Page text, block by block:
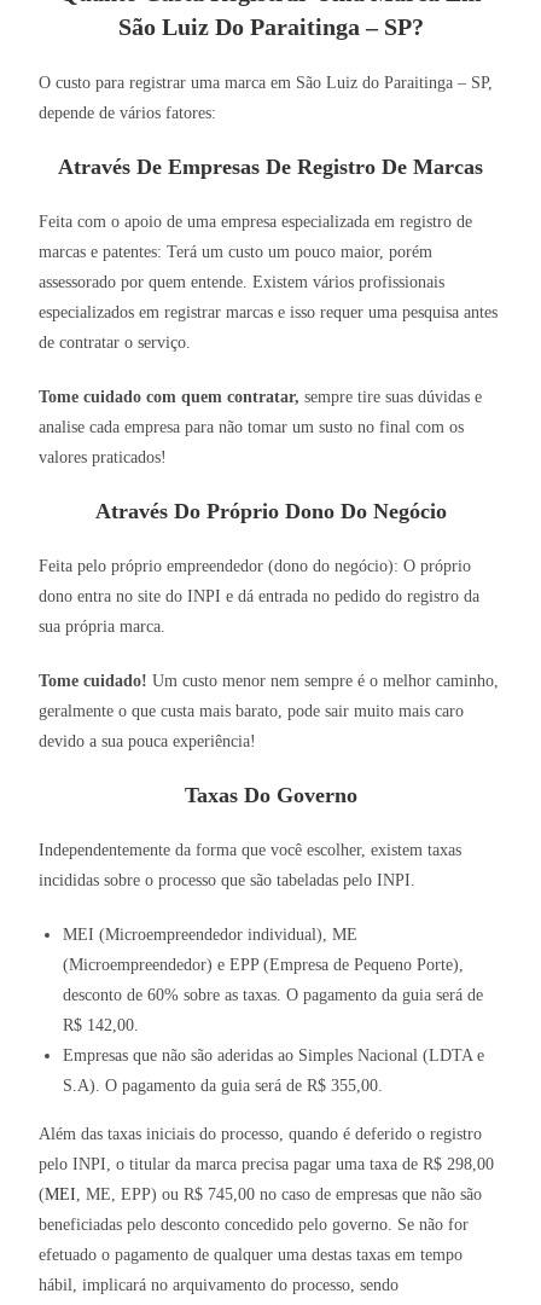
São Luiz Do Paraitinga – SP?
O custo para registrar uma marca em São Luiz do Paraitinga – SP,
depende de vários fatores:
Através De Empresas De Registro De Marcas
Feita com o apoio de uma empresa especializada em registro de
marcas e patentes: Terá um custo um pouco maior, porém
assessorado por quem entende. Existem vários profissionais
especializados em registrar marcas e isso requer uma pesquisa antes
de contratar o serviço.
Tome cuidado com quem contratar, sempre tire suas dúvidas e
analise cada empresa para não tomar um susto no final com os
valores praticados!
Através Do Próprio Dono Do Negócio
Feita pelo próprio empreendedor (dono do negócio): O próprio
dono entra no site do INPI e dá entrada no pedido do registro da
sua própria marca.
Tome cuidado! Um custo menor nem sempre é o melhor caminho,
geralmente o que custa mais barato, pode sair muito mais caro
devido a sua pouca experiência!
Taxas Do Governo
Independentemente da forma que você escolher, existem taxas
incididas sobre o processo que são tabeladas pelo INPI.
MEI (Microempreendedor individual), ME
(Microempreendedor) e EPP (Empresa de Pequeno Porte),
desconto de 60% sobre as taxas. O pagamento da guia será de
R$ 142,00.
Empresas que não são aderidas ao Simples Nacional (LDTA e
S.A). O pagamento da guia será de R$ 355,00.
Além das taxas iniciais do processo, quando é deferido o registro
pelo INPI, o titular da marca precisa pagar uma taxa de R$ 298,00
(MEI, ME, EPP) ou R$ 745,00 no caso de empresas que não são
beneficiadas pelo desconto concedido pelo governo. Se não for
efetuado o pagamento de qualquer uma destas taxas em tempo
hábil, implicará no arquivamento do processo, sendo